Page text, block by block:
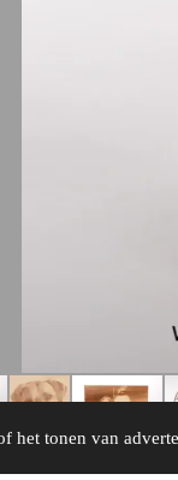
het tonen van